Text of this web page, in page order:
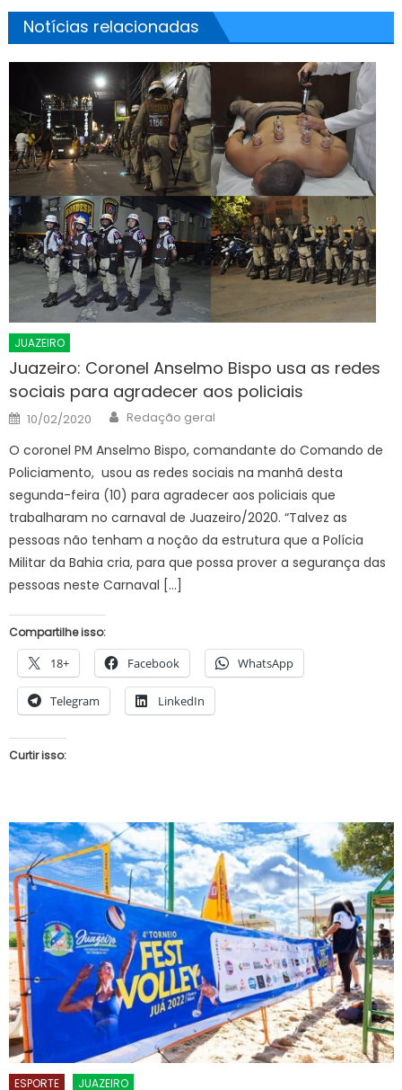
Notícias relacionadas
JUAZEIRO
Juazeiro: Coronel Anselmo Bispo usa as redes
sociais para agradecer aos policiais
Posted
on
10/02/2020 Author
Redação geral
O coronel PM Anselmo Bispo, comandante do Comando de
Policiamento, usou as redes sociais na manhã desta
segunda-feira (10) para agradecer aos policiais que
trabalharam no carnaval de Juazeiro/2020. “Talvez as
pessoas não tenham a noção da estrutura que a Polícia
Militar da Bahia cria, para que possa prover a segurança das
pessoas neste Carnaval […]
Compartilhe isso:
18+ Facebook WhatsApp
Telegram LinkedIn
Curtir isso:
ESPORTE JUAZEIRO